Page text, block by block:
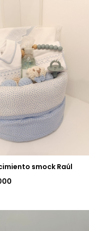
smock Raúl